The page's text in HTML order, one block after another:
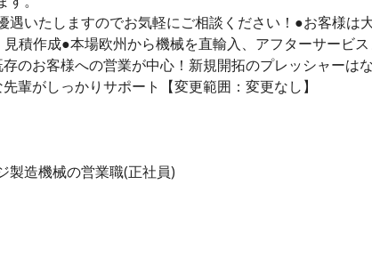
いたしますのでお気軽にご相談ください！●お客様は
積作成●本場欧州から機械を直輸入、アフターサービ
のお客様への営業が中心！新規開拓のプレッシャーは
輩がしっかりサポート【変更範囲：変更なし】
造機械の営業職(正社員)